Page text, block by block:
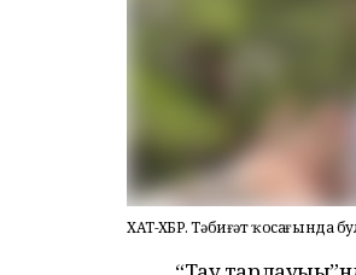
ХАТ-ХӘБӘР. Тәбиғәт ҡосағында